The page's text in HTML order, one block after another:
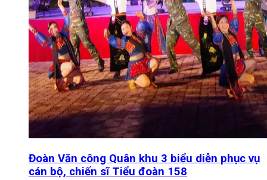
Đoàn Văn công Quân khu 3 biểu diễn phục vụ
cán bộ, chiến sĩ Tiểu đoàn 158